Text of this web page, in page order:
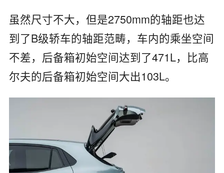
虽然尺寸不大，但是2750mm的轴距也达
到了B级轿车的轴距范畴，车内的乘坐空间
不差，后备箱初始空间达到了471L，比高
尔夫的后备箱初始空间大出103L。